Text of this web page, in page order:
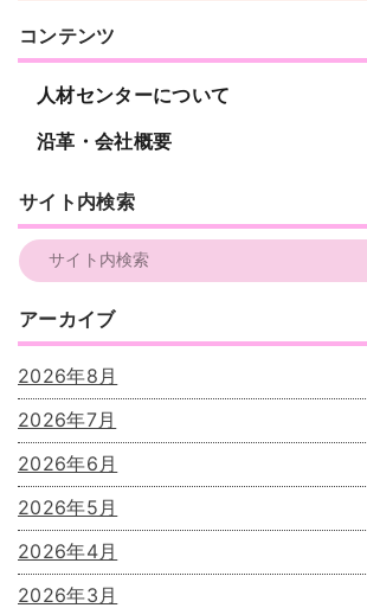
コンテンツ
人材センターについて
沿革・会社概要
サイト内検索
アーカイブ
2026年8月
2026年7月
2026年6月
2026年5月
2026年4月
2026年3月